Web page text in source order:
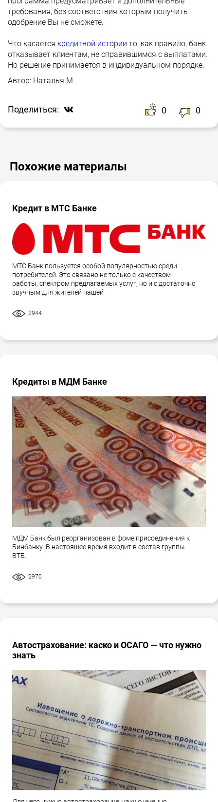
требования, без соответствия которым получить
одобрение Вы не сможете.
Что касается кредитной истории то, как правило, банк
отказывает клиентам, не справившимся с выплатами.
Но решение принимается в индивидуальном порядке.
Автор: Наталья М.
Поделиться: 0 0
Похожие материалы
Кредит в МТС Банке
МТС Банк пользуется особой популярностью среди
потребителей. Это связано не только с качеством
работы, спектром предлагаемых услуг, но и с достаточно
звучным для жителей нашей
2944
Кредиты в МДМ Банке
МДМ Банк был реорганизован в фоме присоединения к
Бинбанку. В настоящее время входит в состав группы
ВТБ.
2970
Автострахование: каско и ОСАГО — что нужно
знать